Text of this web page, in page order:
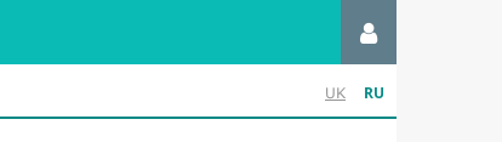
UK RU